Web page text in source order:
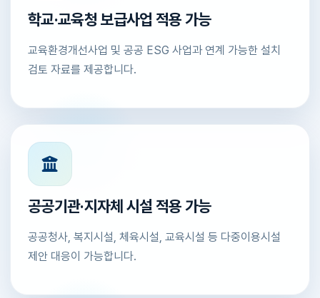
학교·교육청 보급사업 적용 가능
교육환경개선사업 및 공공 ESG 사업과 연계 가능한 설치
검토 자료를 제공합니다.
공공기관·지자체 시설 적용 가능
공공청사, 복지시설, 체육시설, 교육시설 등 다중이용시설
제안 대응이 가능합니다.